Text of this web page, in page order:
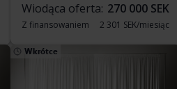
Wiodąca oferta: 270 000 SEK
Z finansowaniem 2 301 SEK/miesiąc
Wkrótce